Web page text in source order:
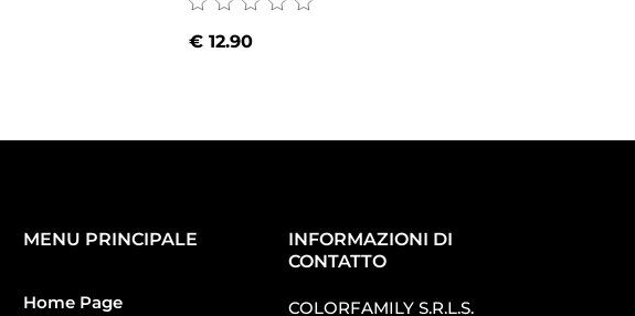
€12.90
MENU PRINCIPALE
Home Page
INFORMAZIONI DI
CONTATTO
COLORFAMILY S.R.L.S.